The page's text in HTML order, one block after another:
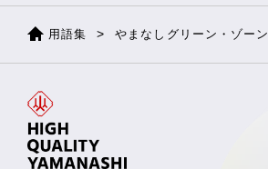
用語集 やまなしグリーン・ゾーン